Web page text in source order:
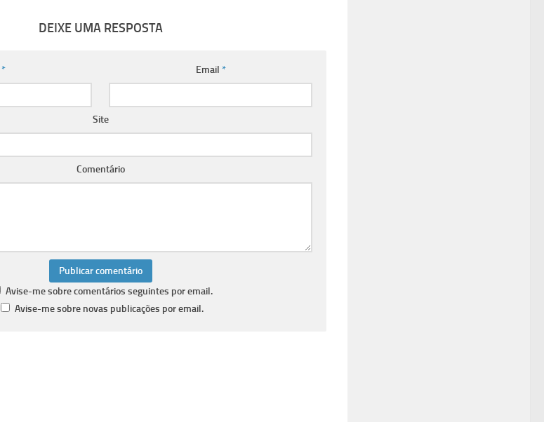
DEIXE UMA RESPOSTA
* Email *
Site
Comentário
Avise-me sobre comentários seguintes por email.
Avise-me sobre novas publicações por email.